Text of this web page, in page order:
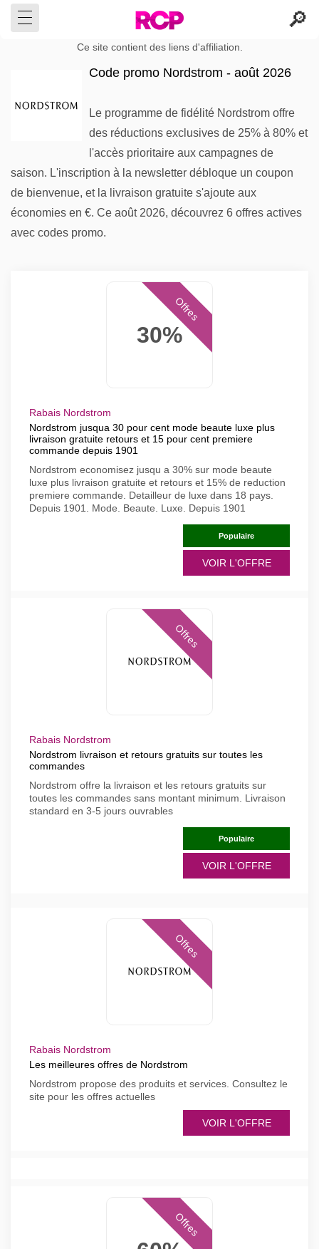
Ce site contient des liens d'affiliation.
Code promo Nordstrom - août 2026
Le programme de fidélité Nordstrom offre
des réductions exclusives de 25% à 80% et
l'accès prioritaire aux campagnes de
saison. L'inscription à la newsletter débloque un coupon
de bienvenue, et la livraison gratuite s'ajoute aux
économies en €. Ce août 2026, découvrez 6 offres actives
avec codes promo.
30%
Offres
Rabais Nordstrom
Nordstrom jusqua 30 pour cent mode beaute luxe plus
livraison gratuite retours et 15 pour cent premiere
commande depuis 1901
Nordstrom economisez jusqu a 30% sur mode beaute
luxe plus livraison gratuite et retours et 15% de reduction
premiere commande. Detailleur de luxe dans 18 pays.
Depuis 1901. Mode. Beaute. Luxe. Depuis 1901
Populaire
VOIR L'OFFRE
Offres
Rabais Nordstrom
Nordstrom livraison et retours gratuits sur toutes les
commandes
Nordstrom offre la livraison et les retours gratuits sur
toutes les commandes sans montant minimum. Livraison
standard en 3-5 jours ouvrables
Populaire
VOIR L'OFFRE
Offres
Rabais Nordstrom
Les meilleures offres de Nordstrom
Nordstrom propose des produits et services. Consultez le
site pour les offres actuelles
VOIR L'OFFRE
Offres